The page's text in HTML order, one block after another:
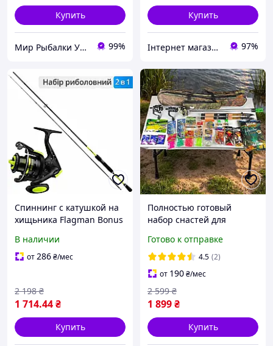
Купить
Мир Рыбалки Украина 99%
Купить
Інтернет магазин товарів для риболовлі Fishermen 97%
Спиннинг с катушкой на
хищьника Flagman Bonus
В наличии
от286₴/мес
1 714.44₴
2 198 ₴
Купить
Полностью готовый
набор снастей для
рыболовный набор с
удочками в чехле на
подарок коллеге
Готово к отправке
4.5 (2)
от 190₴/мес
1 899₴
2 599 ₴
Купить